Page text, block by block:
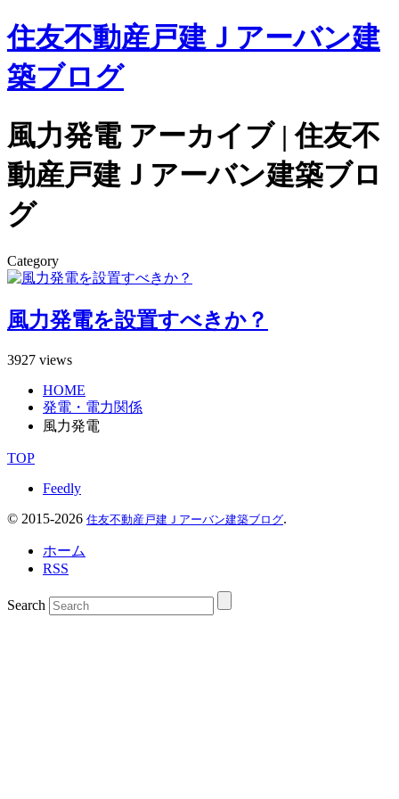
住友不動産戸建Ｊアーバン建
築ブログ
風力発電 アーカイブ | 住友不
動産戸建Ｊアーバン建築ブロ
グ
Category
風力発電を設置すべきか？
3927 views
HOME
発電・電力関係
風力発電
TOP
Feedly
© 2015-2026 住友不動産戸建Ｊアーバン建築ブログ.
ホーム
RSS
Search